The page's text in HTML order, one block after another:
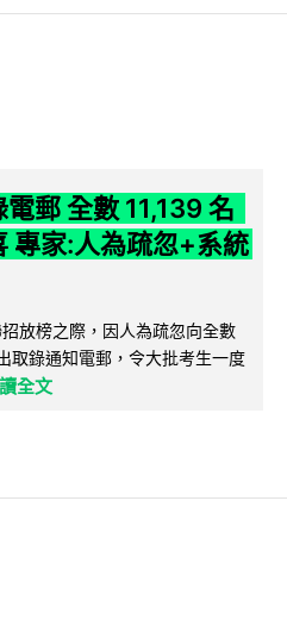
郵 全數 11,139 名
專家:人為疏忽+系統
放榜之際，因人為疏忽向全數
取錄通知電郵，令大批考生一度
全文